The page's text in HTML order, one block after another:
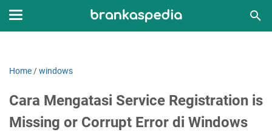
Home /windows
Cara Mengatasi Service Registration is
Missing or Corrupt Error di Windows